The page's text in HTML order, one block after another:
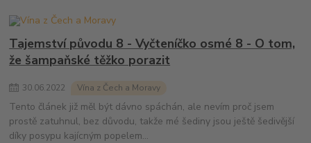
Tajemství původu 8 - Vyčteníčko osmé 8 - O tom,
že šampaňské těžko porazit
30.06.2022 Vína z Čech a Moravy
Tento článek již měl být dávno spáchán, ale nevím proč jsem
prostě zatuhnul, bez důvodu, takže mé šediny jsou ještě šedivější
díky posypu kajícným popelem...